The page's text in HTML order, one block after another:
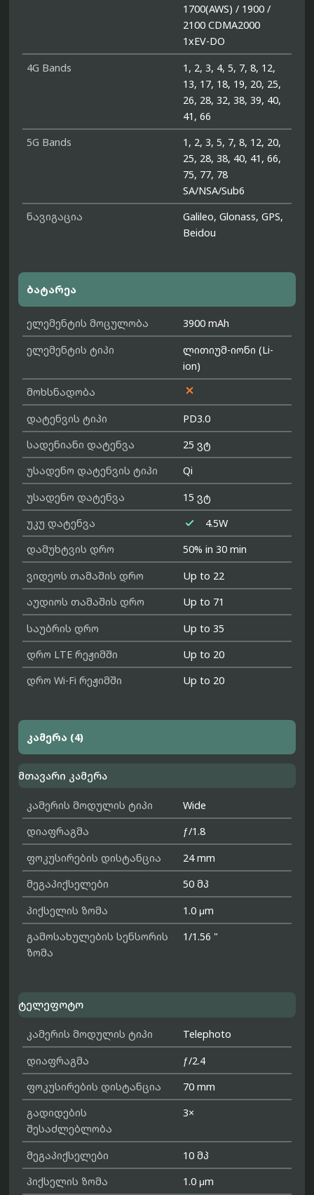
1700(AWS) / 1900 /
2100 CDMA2000
1xEV-DO
4G Bands
1, 2, 3, 4, 5, 7, 8, 12,
13, 17, 18, 19, 20, 25,
26, 28, 32, 38, 39, 40,
41, 66
5G Bands
1, 2, 3, 5, 7, 8, 12, 20,
25, 28, 38, 40, 41, 66,
75, 77, 78
SA/NSA/Sub6
ნავიგაცია
Galileo, Glonass, GPS,
Beidou
ბატარეა
ელემენტის მოცულობა
3900 mAh
ელემენტის ტიპი
ლითიუმ-იონი (Li-
ion)
მოხსნადობა

დატენვის ტიპი
PD3.0
სადენიანი დატენვა
25 ვტ
უსადენო დატენვის ტიპი
Qi
უსადენო დატენვა
15 ვტ
უკუ დატენვა

4.5W
დამუხტვის დრო
50% in 30 min
ვიდეოს თამაშის დრო
Up to 22
აუდიოს თამაშის დრო
Up to 71
საუბრის დრო
Up to 35
დრო LTE რეჟიმში
Up to 20
დრო Wi-Fi რეჟიმში
Up to 20
კამერა (4)
მთავარი კამერა
კამერის მოდულის ტიპი
Wide
დიაფრაგმა
ƒ/1.8
ფოკუსირების დისტანცია
24 mm
მეგაპიქსელები
50 მპ
პიქსელის ზომა
1.0 μm
გამოსახულების სენსორის
ზომა
1/1.56 "
ტელეფოტო
კამერის მოდულის ტიპი
Telephoto
დიაფრაგმა
ƒ/2.4
ფოკუსირების დისტანცია
70 mm
გადიდების
შესაძლებლობა
3×
მეგაპიქსელები
10 მპ
პიქსელის ზომა
1.0 μm